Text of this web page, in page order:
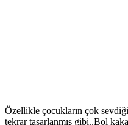
Özellikle çocukların çok
tekrar tasarlanmış gibi..Bol